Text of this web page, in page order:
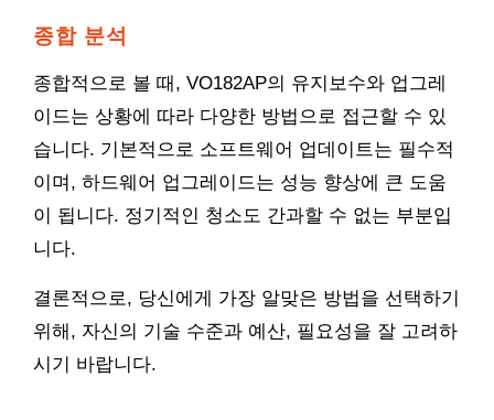
종합 분석
종합적으로 볼 때, VO182AP의 유지보수와 업그레
이드는 상황에 따라 다양한 방법으로 접근할 수 있
습니다. 기본적으로 소프트웨어 업데이트는 필수적
이며, 하드웨어 업그레이드는 성능 향상에 큰 도움
이 됩니다. 정기적인 청소도 간과할 수 없는 부분입
니다.
결론적으로, 당신에게 가장 알맞은 방법을 선택하기
위해, 자신의 기술 수준과 예산, 필요성을 잘 고려하
시기 바랍니다.